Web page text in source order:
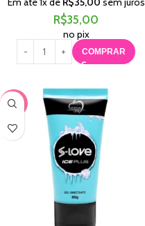
R$35,00
no pix
COMPRAR
-67%